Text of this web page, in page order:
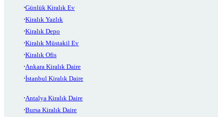
Günlük Kiralık Ev
Kiralık Yazlık
Kiralık Depo
Kiralık Müstakil Ev
Kiralık Ofis
Ankara Kiralık Daire
İstanbul Kiralık Daire
Antalya Kiralık Daire
Bursa Kiralık Daire